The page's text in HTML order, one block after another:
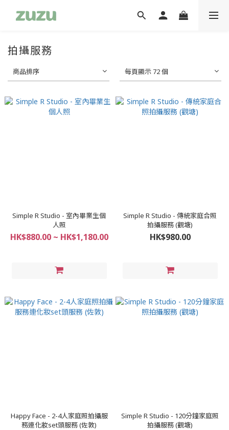
拍攝服務
商品排序 每頁顯示 72 個
Simple R Studio - 室內畢業生個
人照
HK$880.00 ~ HK$1,180.00
Simple R Studio - 傳統家庭合照
拍攝服務 (觀塘)
HK$980.00
Happy Face - 2-4人家庭照拍攝服
務連化妝set頭服務 (佐敦)
Simple R Studio - 120分鐘家庭照
拍攝服務 (觀塘)